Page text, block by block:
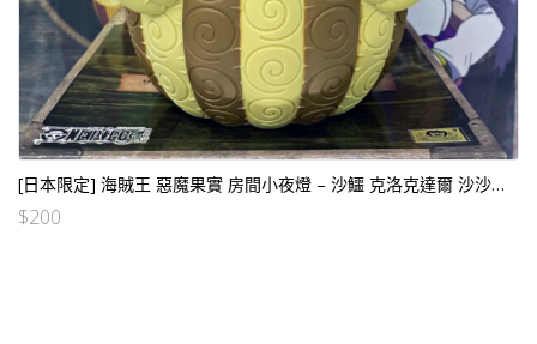
[日本限定] 海賊王 惡魔果實 房間小夜燈 – 沙鱷 克洛克達爾 沙沙果實
$200